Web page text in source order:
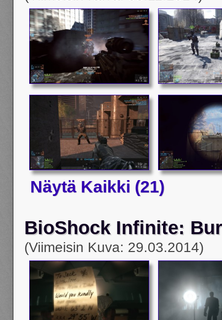
Näytä Kaikki (21)
BioShock Infinite:
(Viimeisin Kuva: 29.03.2014)